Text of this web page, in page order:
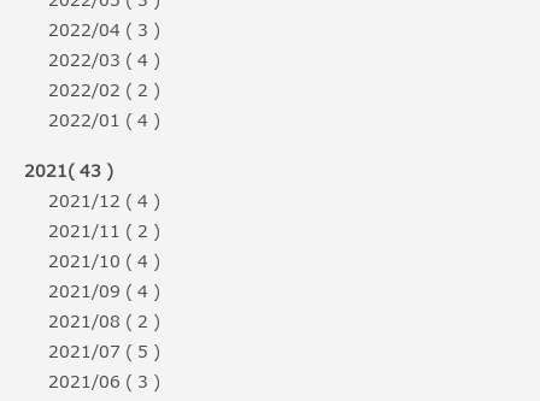
2022/04 ( 3 )
2022/03 ( 4 )
2022/02 ( 2 )
2022/01 ( 4 )
2021( 43 )
2021/12 ( 4 )
2021/11 ( 2 )
2021/10 ( 4 )
2021/09 ( 4 )
2021/08 ( 2 )
2021/07 ( 5 )
2021/06 ( 3 )